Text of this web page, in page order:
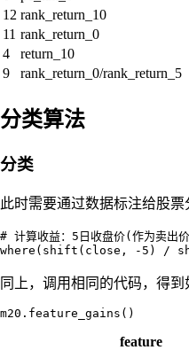
12 rank_return_10
11 rank_return_0
4
return_10
9
rank_return_0/rank_return_5
分类算法
分类
此时需要通过数据标注给股
# 计算收益：5日收盘价(作为卖出
同上，调用相同的代码，得到
feature